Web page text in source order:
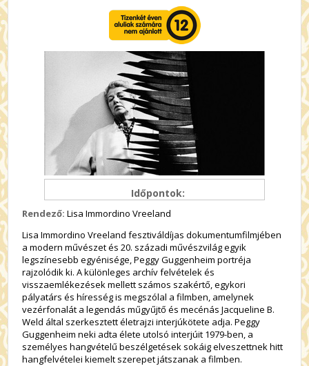
Időpontok:
Rendező: Lisa Immordino Vreeland
Lisa Immordino Vreeland fesztiváldíjas dokumentumfilmjében
a modern művészet és 20. századi művészvilág egyik
legszínesebb egyénisége, Peggy Guggenheim portréja
rajzolódik ki. A különleges archív felvételek és
visszaemlékezések mellett számos szakértő, egykori
pályatárs és híresség is megszólal a filmben, amelynek
vezérfonalát a legendás műgyűjtő és mecénás Jacqueline B.
Weld által szerkesztett életrajzi interjúkötete adja. Peggy
Guggenheim neki adta élete utolsó interjúit 1979-ben, a
személyes hangvételű beszélgetések sokáig elveszettnek hitt
hangfelvételei kiemelt szerepet játszanak a filmben.